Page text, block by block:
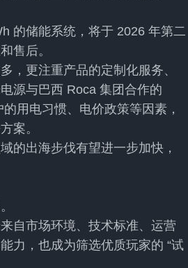
的储能系统，将于 2026 年第二
售后。
，更注重产品的定制化服务、
源与巴西 Roca 集团合作的
用电习惯、电价政策等因素，
案。
的出海步伐有望进一步加快，
自市场环境、技术标准、运营
力，也成为筛选优质玩家的 “试